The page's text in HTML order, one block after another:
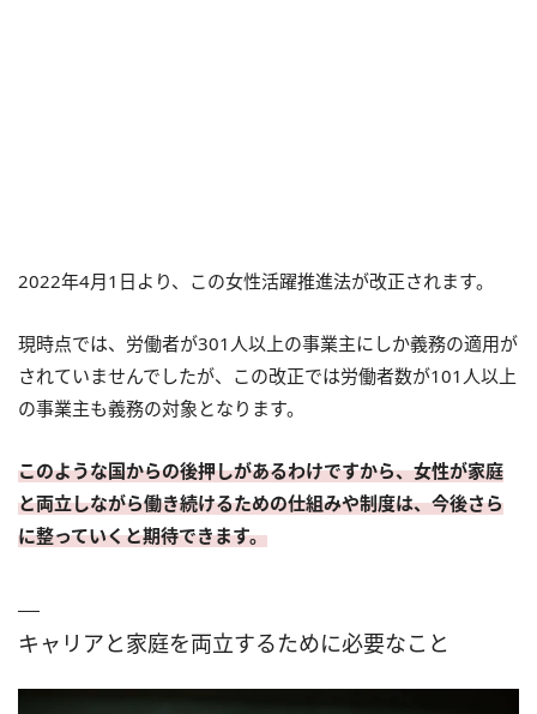
2022年4月1日より、この女性活躍推進法が改正されます。
現時点では、労働者が301人以上の事業主にしか義務の適用が
されていませんでしたが、この改正では労働者数が101人以上
の事業主も義務の対象となります。
このような国からの後押しがあるわけですから、女性が家庭
と両立しながら働き続けるための仕組みや制度は、今後さら
に整っていくと期待できます。
キャリアと家庭を両立するために必要なこと